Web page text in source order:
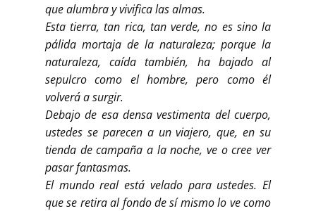
que alumbra y vivifica las almas.
Esta tierra, tan rica, tan verde, no es sino la
pálida mortaja de la naturaleza; porque la
naturaleza, caída también, ha bajado al
sepulcro como el hombre, pero como él
volverá a surgir.
Debajo de esa densa vestimenta del cuerpo,
ustedes se parecen a un viajero, que, en su
tienda de campaña a la noche, ve o cree ver
pasar fantasmas.
El mundo real está velado para ustedes. El
que se retira al fondo de sí mismo lo ve como